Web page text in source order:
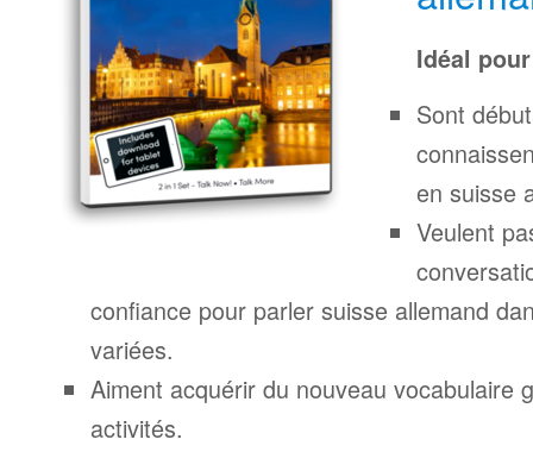
Idéal
Sont
en suisse
Veulent
confiance pour parler suisse allemand
variées.
Aiment acquérir du nouveau vocabulaire
activités.